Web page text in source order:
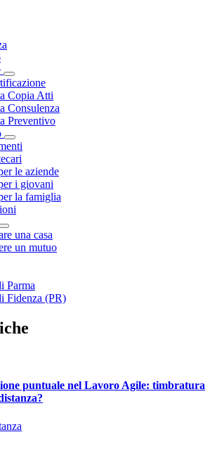
Dropdown
Toggle Dropdown
Copia Atti
Consulenza
Preventivo
Toggle Dropdown
le aziende
i giovani
la famiglia
Toggle Dropdown
una casa
un mutuo
Dropdown
Parma
Fidenza (PR)
puntuale nel Lavoro Agile: timbratura